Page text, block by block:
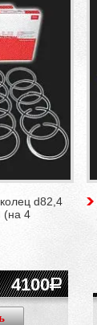
d82,4
(на 4
4100